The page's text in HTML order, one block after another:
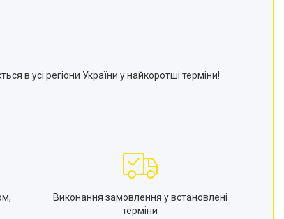
в усі регіони України у найкоротші терміни!
Виконання замовлення у встановлені
терміни